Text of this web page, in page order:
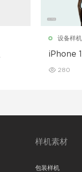
设备样机
iPhone
280
样机素材
包装样机